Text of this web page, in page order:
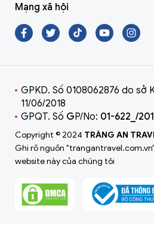
Mạng xã hội
GPKD. Số 0108062876 do sở
11/06/2018
GPQT. Số GP/No: 01-622_/
Copyright © 2024 TRÀNG AN
Ghi rõ nguồn
website này của chúng tôi